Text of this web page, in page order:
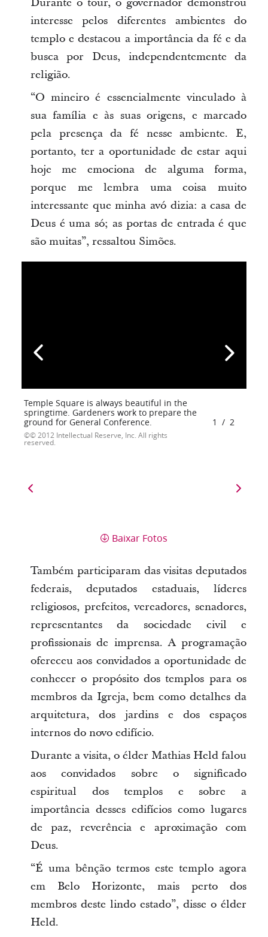
interesse pelos diferentes ambientes do
templo e destacou a importância da fé e da
busca por Deus, independentemente da
religião.
“O mineiro é essencialmente vinculado à
sua família e às suas origens, e marcado
pela presença da fé nesse ambiente. E,
portanto, ter a oportunidade de estar aqui
hoje me emociona de alguma forma,
porque me lembra uma coisa muito
interessante que minha avó dizia: a casa de
Deus é uma só; as portas de entrada é que
são muitas”, ressaltou Simões.
Temple Square is always beautiful in the
springtime. Gardeners work to prepare the
ground for General Conference.
© 2012 Intellectual Reserve, Inc. All rights
reserved.
1 / 2
Baixar Fotos
Também participaram das visitas deputados
federais, deputados estaduais, líderes
religiosos, prefeitos, vereadores, senadores,
representantes da sociedade civil e
profissionais de imprensa. A programação
ofereceu aos convidados a oportunidade de
conhecer o propósito dos templos para os
membros da Igreja, bem como detalhes da
arquitetura, dos jardins e dos espaços
internos do novo edifício.
Durante a visita, o élder Mathias Held falou
aos convidados sobre o significado
espiritual dos templos e sobre a
importância desses edifícios como lugares
de paz, reverência e aproximação com
Deus.
“É uma bênção termos este templo agora
em Belo Horizonte, mais perto dos
membros deste lindo estado”, disse o élder
Held.